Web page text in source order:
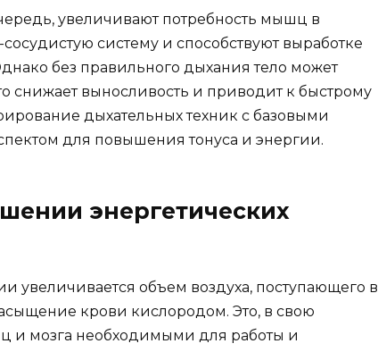
увеличивают потребность мышц в
систему и способствуют выработке
без правильного дыхания тело может
снижает выносливость и приводит к быстрому
дыхательных техник с базовыми
для повышения тонуса и энергии.
энергетических
увеличивается объем воздуха, поступающего в
крови кислородом. Это, в свою
и мозга необходимыми для работы и